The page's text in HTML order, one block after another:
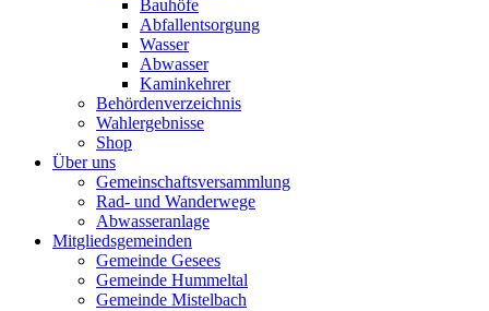
Bauhöfe
Abfallentsorgung
Wasser
Abwasser
Kaminkehrer
Behördenverzeichnis
Wahlergebnisse
Shop
Über uns
Gemeinschaftsversammlung
Rad- und Wanderwege
Abwasseranlage
Mitgliedsgemeinden
Gemeinde Gesees
Gemeinde Hummeltal
Gemeinde Mistelbach